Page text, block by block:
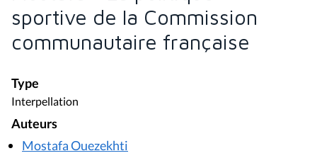
sportive de la Commission
communautaire française
Type
Interpellation
Auteurs
Mostafa Ouezekhti